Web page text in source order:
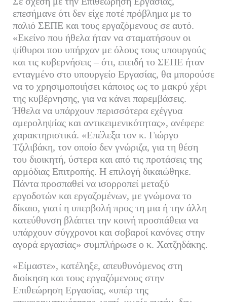
επεσήμανε ότι δεν είχε ποτέ πρόβλημα με το
παλιό ΣΕΠΕ και τους εργαζόμενους σε αυτό.
«Εκείνο που ήθελα ήταν να σταματήσουν οι
ψίθυροι που υπήρχαν με όλους τους υπουργούς
και τις κυβερνήσεις – ότι, επειδή το ΣΕΠΕ ήταν
ενταγμένο στο υπουργείο Εργασίας, θα μπορούσε
να το χρησιμοποιήσει κάποιος ως το μακρύ χέρι
της κυβέρνησης, για να κάνει παρεμβάσεις.
Ήθελα να υπάρχουν περισσότερα εχέγγυα
αμεροληψίας και αντικειμενικότητας», ανέφερε
χαρακτηριστικά. «Επέλεξα τον κ. Γιώργο
Τζιλιβάκη, τον οποίο δεν γνώριζα, για τη θέση
του διοικητή, ύστερα και από τις προτάσεις της
αρμόδιας Επιτροπής. Η επιλογή δικαιώθηκε.
Πάντα προσπαθεί να ισορροπεί μεταξύ
εργοδοτών και εργαζομένων, με γνώμονα το
δίκαιο, γιατί η υπερβολή προς τη μια ή την άλλη
κατεύθυνση βλάπτει την κοινή προσπάθεια να
υπάρχουν σύγχρονοι και σοβαροί κανόνες στην
αγορά εργασίας» συμπλήρωσε ο κ. Χατζηδάκης.
«Είμαστε», κατέληξε, απευθυνόμενος στη
διοίκηση και τους εργαζόμενους στην
Επιθεώρηση Εργασίας, «υπέρ της